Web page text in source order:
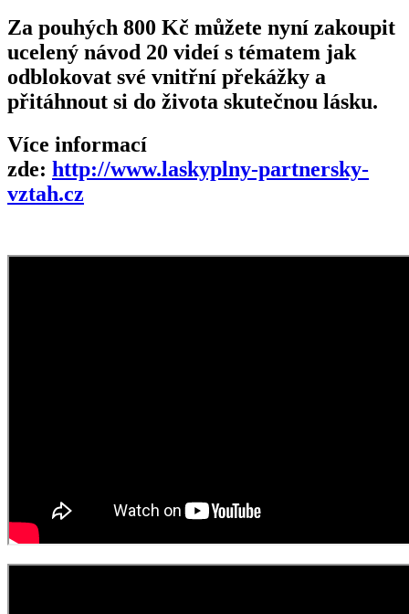
Za pouhých 800 Kč můžete nyní zakoupit
ucelený návod 20 videí s tématem jak
odblokovat své vnitřní překážky a
přitáhnout si do života skutečnou lásku.
Více informací
zde: http://www.laskyplny-partnersky-
vztah.cz